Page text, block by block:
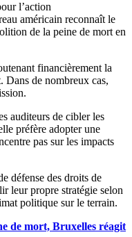
l’action
américain reconnaît le
de la peine de mort en
financièrement la
Dans de nombreux cas,
auditeurs de cibler les
préfère adopter une
pas sur les impacts
défense des droits de
leur propre stratégie selon
politique sur le terrain.
de mort, Bruxelles réagit